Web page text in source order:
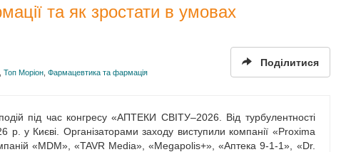
та як зростати в умовах
Топ Моріон Фармацевтика та фармація
Поділитися
під час конгресу «АПТЕКИ СВІТУ–2026. Від турбулентності
р. у Києві. Організаторами заходу виступили компанії «Proxima
«MDM», «TAVR Media», «Megapolis+», «Аптека 9-1-1», «Dr.